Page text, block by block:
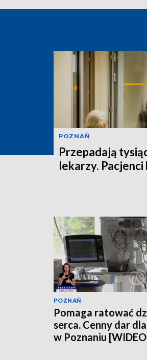
POZNAŃ
Przepadają
lekarzy. Pacjenci
POZNAŃ
Pomaga ratować
serca. Cenny dar
w Poznaniu